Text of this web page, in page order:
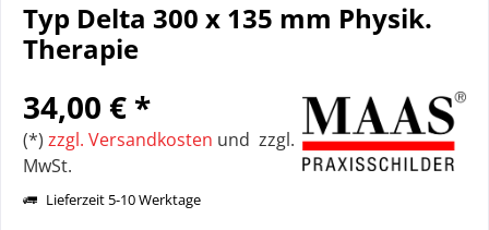
Typ Delta 300 x 135 mm Physik.
Therapie
34,00 € *
(*) zzgl. Versandkosten und zzgl.
MwSt.
Lieferzeit 5-10 Werktage